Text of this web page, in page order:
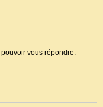
vous répondre.